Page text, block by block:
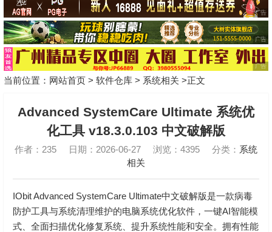
当前位置： 网站首页 > 软件仓库 > 系统相关 >正文
Advanced SystemCare Ultimate 系统优
化工具 v18.3.0.103 中文破解版
作者：235 日期：2026-06-27 浏览：4395 分类： 系统
相关
IObit Advanced SystemCare Ultimate中文破解版是一款病毒
防护工具与系统清理维护的电脑系统优化软件，一键AI智能模
式、全面扫描优化修复系统、提升系统性能和安全。拥有性能